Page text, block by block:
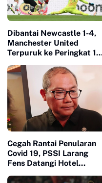
Dibantai Newcastle 1-4,
Manchester United
Terpuruk ke Peringkat 14
Cegah Rantai Penularan
Covid 19, PSSI Larang
Fens Datangi Hotel